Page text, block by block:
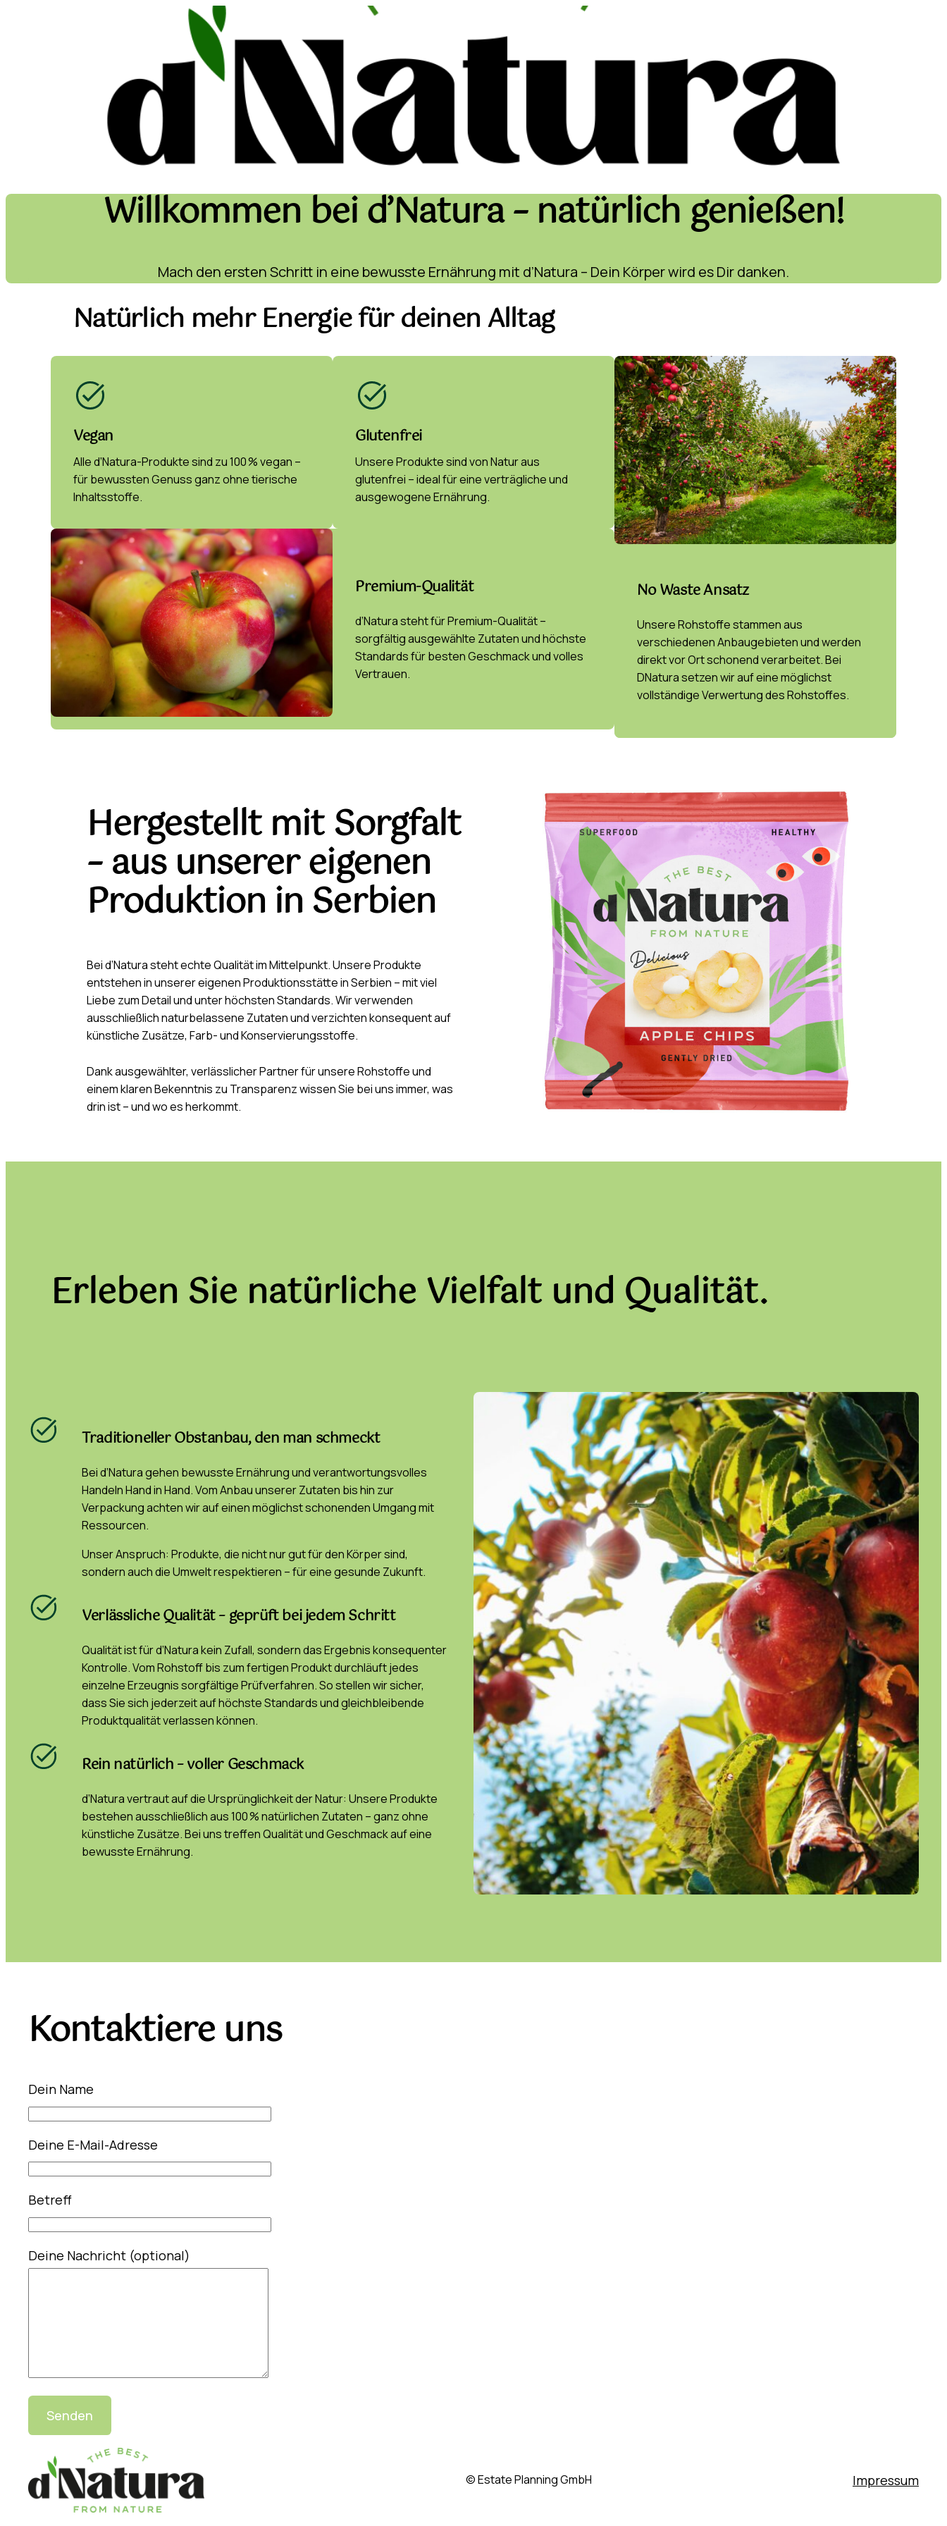
Willkommen bei d’Natura – natürlich genießen!
Mach den ersten Schritt in eine bewusste Ernährung mit d’Natura – Dein Körper wird es Dir danken.
Natürlich mehr Energie für deinen Alltag
Vegan
Alle d’Natura-Produkte sind zu 100 % vegan –
für bewussten Genuss ganz ohne tierische
Inhaltsstoffe.
Glutenfrei
Unsere Produkte sind von Natur aus
glutenfrei – ideal für eine verträgliche und
ausgewogene Ernährung.
Premium-Qualität
d’Natura steht für Premium-Qualität –
sorgfältig ausgewählte Zutaten und höchste
Standards für besten Geschmack und volles
Vertrauen.
No Waste Ansatz
Unsere Rohstoffe stammen aus
verschiedenen Anbaugebieten und werden
direkt vor Ort schonend verarbeitet. Bei
DNatura setzen wir auf eine möglichst
vollständige Verwertung des Rohstoffes.
Hergestellt mit Sorgfalt
– aus unserer eigenen
Produktion in Serbien
Bei d’Natura steht echte Qualität im Mittelpunkt. Unsere Produkte
entstehen in unserer eigenen Produktionsstätte in Serbien – mit viel
Liebe zum Detail und unter höchsten Standards. Wir verwenden
ausschließlich naturbelassene Zutaten und verzichten konsequent auf
künstliche Zusätze, Farb- und Konservierungsstoffe.
Dank ausgewählter, verlässlicher Partner für unsere Rohstoffe und
einem klaren Bekenntnis zu Transparenz wissen Sie bei uns immer, was
drin ist – und wo es herkommt.
Erleben Sie natürliche Vielfalt und Qualität.
Traditioneller Obstanbau, den man schmeckt
Bei d’Natura gehen bewusste Ernährung und verantwortungsvolles
Handeln Hand in Hand. Vom Anbau unserer Zutaten bis hin zur
Verpackung achten wir auf einen möglichst schonenden Umgang mit
Ressourcen.
Unser Anspruch: Produkte, die nicht nur gut für den Körper sind,
sondern auch die Umwelt respektieren – für eine gesunde Zukunft.
Verlässliche Qualität – geprüft bei jedem Schritt
Qualität ist für d’Natura kein Zufall, sondern das Ergebnis konsequenter
Kontrolle. Vom Rohstoff bis zum fertigen Produkt durchläuft jedes
einzelne Erzeugnis sorgfältige Prüfverfahren. So stellen wir sicher,
dass Sie sich jederzeit auf höchste Standards und gleichbleibende
Produktqualität verlassen können.
Rein natürlich – voller Geschmack
d’Natura vertraut auf die Ursprünglichkeit der Natur: Unsere Produkte
bestehen ausschließlich aus 100 % natürlichen Zutaten – ganz ohne
künstliche Zusätze. Bei uns treffen Qualität und Geschmack auf eine
bewusste Ernährung.
Kontaktiere uns
Dein Name
Deine E-Mail-Adresse
Betreff
Deine Nachricht (optional)
© Estate Planning GmbH Impressum